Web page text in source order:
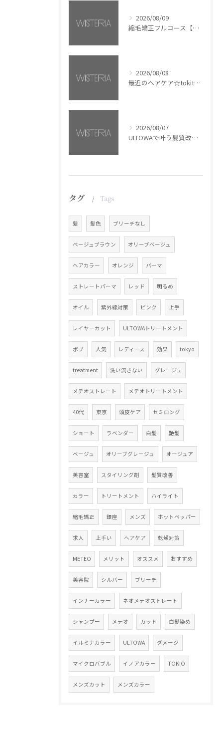
2026/08/09
縮毛矯正フルコース【銀座・美容室WISTERIA】
2026/08/08
最近のヘアケア☆tokita【銀座・美容室WISTERIA】
2026/08/07
ULTOWAで叶う髪質改善美髪カラー【銀座・美容室WISTERIA】
タグ Tags
髪 髪色 ブリーチなし
ベージュブラウン オリーブベージュ
ヘアカラー オレンジ パーマ
ストレートパーマ レッド 明るめ
オイル 紫外線対策 ピンク 上手
レイヤーカット ULTOWAトリートメント
ボブ 人気 レディース 効果 tokyo
treatment 洗い流さない グレージュ
メテオストレート メテオトリートメント
40代 東京 頭皮ケア セミロング
ショート ラベンダー 白髪 艶髪
ベージュ オリーブグレージュ オージュア
美容室 スタイリング剤 髪質改善
カラー トリートメント ハイライト
縮毛矯正 銀座 メンズ ホットペッパー
求人 上手い ヘアケア 乾燥対策
METEO メリット オススメ おすすめ
美容院 シルバー ブリーチ
インナーカラー ネオメテオストレート
シャンプー メテオ カット 白髪染め
イルミナカラー ULTOWA ダメージ
マイクロバブル イノアカラー TOKIO
メンズカット メンズカラー